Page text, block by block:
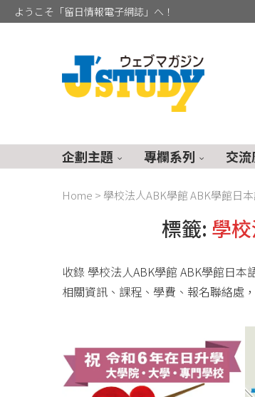
ようこそ「留日情報電子網誌」へ！
企劃主題 專欄系列 交
Home > 學校法人ABK學館 ABK學館日
標籤: 學
收錄 學校法人ABK學館 ABK學館日
相關資訊、課程、學費、報名聯絡處